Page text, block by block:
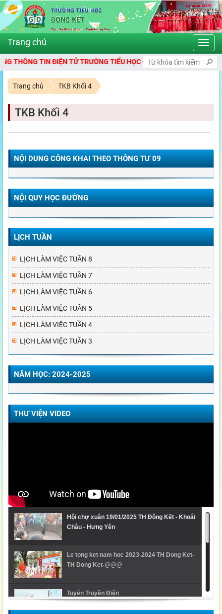
TIN ĐIỆN TỬ TRƯỜNG TIỂU HỌC ĐÔNG KẾT
Trang chủ TKB Khối 4
TKB Khối 4
NỘI DUNG CÔNG KHAI THEO THÔNG TƯ 09
NỘI QUY HỌC ĐƯỜNG
LỊCH TUẦN
LỊCH LÀM VIỆC TUẦN 8
LỊCH LÀM VIỆC TUẦN 7
LỊCH LÀM VIỆC TUẦN 6
LỊCH LÀM VIỆC TUẦN 5
LỊCH LÀM VIỆC TUẦN 4
LỊCH LÀM VIỆC TUẦN 3
NĂM HỌC: 2024-2025
THƯ VIỆN VIDEO
Hội chợ xuân 19/01/2025 TH Đông Kết - Khoái
Châu - Hưng Yên
Le tong ket nam hoc 2023-2024 TH Dong Ket-
TH Dong Ket-@@@
Tuyên Truyền Điện